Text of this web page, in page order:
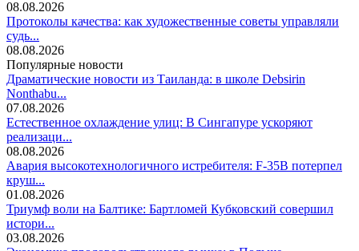
08.08.2026
Протоколы качества: как художественные советы управляли
судь...
08.08.2026
Популярные новости
Драматические новости из Таиланда: в школе Debsirin
Nonthabu...
07.08.2026
Естественное охлаждение улиц: В Сингапуре ускоряют
реализаци...
08.08.2026
Авария высокотехнологичного истребителя: F-35B потерпел
круш...
01.08.2026
Триумф воли на Балтике: Бартломей Кубковский совершил
истори...
03.08.2026